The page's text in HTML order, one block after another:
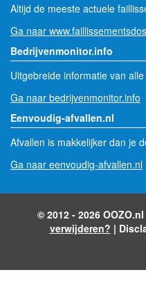
Altijd de meeste actuele
Ga naar
Bedrijvenmonitor.info
Uitgebreide informatie van
Ga naar bedrijvenmonitor.info
Eenvoudig-afvallen.nl
Afvallen is makkelijker dan je
Ga naar eenvoudig-afvallen.nl
© 2012 - 2026
verwijderen? |